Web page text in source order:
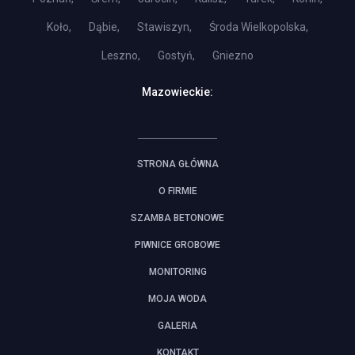
Koło, Dąbie, Stawiszyn, Środa Wielkopolska,
Leszno, Gostyń, Gniezno
Mazowieckie:
STRONA GŁÓWNA
O FIRMIE
SZAMBA BETONOWE
PIWNICE GROBOWE
MONITORING
MOJA WODA
GALERIA
KONTAKT